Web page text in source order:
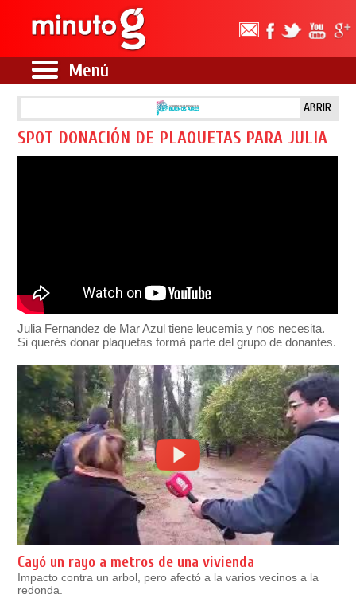
Menú
ABRIR
SPOT DONACIÓN DE PLAQUETAS PARA JULIA
Julia Fernandez de Mar Azul tiene leucemia y nos necesita.
Si querés donar plaquetas formá parte del grupo de donantes.
Cayó un rayo a metros de una vivienda
Impacto contra un arbol, pero afectó a la varios vecinos a la
redonda.